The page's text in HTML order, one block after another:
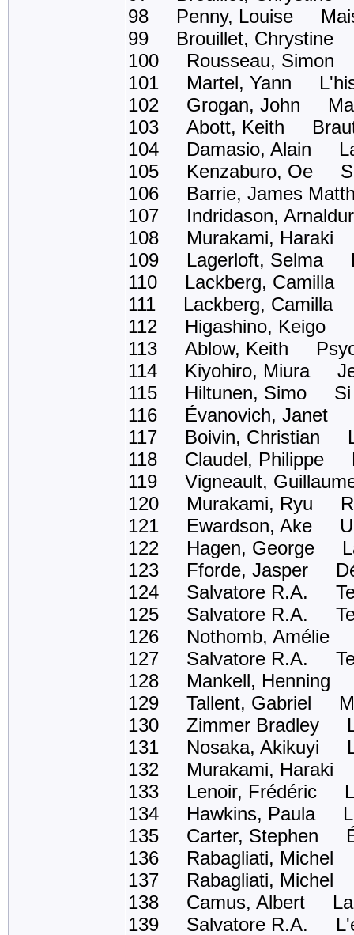
98 Penny, Louise
99 Brouillet, Chrystine
100 Rousseau, Simon
101 Martel, Yann
102 Grogan, John
103 Abott, Keith
104 Damasio, Alain La
105 Kenzaburo, Oe
106 Barrie, James
107 Indridason,
108 Murakami, Haraki
109 Lagerloft, Selma
110 Lackberg, Camilla
111 Lackberg, Camilla
112 Higashino, Keigo
113 Ablow, Keith
114 Kiyohiro, Miura Je
115 Hiltunen, Simo Si
116 Évanovich, Janet
117 Boivin, Christian
118 Claudel, Philippe
119 Vigneault,
120 Murakami, Ryu
121 Ewardson, Ake
122 Hagen, George La
123 Fforde, Jasper
124 Salvatore R.A.
125 Salvatore R.A.
126 Nothomb, Amélie
127 Salvatore R.A.
128 Mankell, Henning
129 Tallent, Gabriel My
130 Zimmer Bradley
131 Nosaka, Akikuyi
132 Murakami, Haraki
133 Lenoir, Frédéric
134 Hawkins, Paula
135 Carter, Stephen
136 Rabagliati, Michel
137 Rabagliati, Michel
138 Camus, Albert La
139 Salvatore R.A.